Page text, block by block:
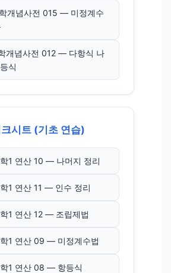
개념사전 015 — 미정계수
개념사전 012 — 다항식 나
식
시트 (기초 연습)
1 연산 10 — 나머지 정리
1 연산 11 — 인수 정리
1 연산 12 — 조립제법
1 연산 09 — 미정계수법
1 연산 08 — 항등식